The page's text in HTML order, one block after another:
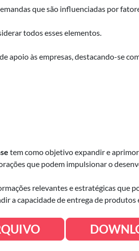
que são influenciadas por
todos esses elementos.
às empresas, destacando-se
tem como objetivo expandir e
que podem impulsionar o
relevantes e estratégicas que
a capacidade de entrega de produtos